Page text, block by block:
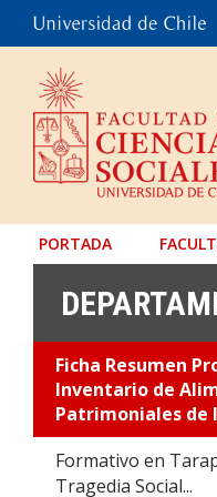
PORTADA
Ficha Resumen
Inventario de
Patrimoniales de
Formativo en
Tragedia Social...